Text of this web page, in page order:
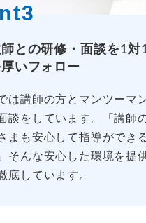
との研修・面談を1対
いフォロー
は講師の方とマンツーマ
談をしています。「講師
まも安心して指導ができ
そんな安心した環境を提
底しています。